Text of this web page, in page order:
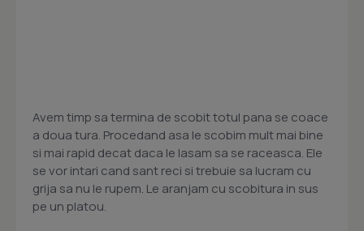
Avem timp sa termina de scobit totul pana se coace
a doua tura. Procedand asa le scobim mult mai bine
si mai rapid decat daca le lasam sa se raceasca. Ele
se vor intari cand sant reci si trebuie sa lucram cu
grija sa nu le rupem. Le aranjam cu scobitura in sus
pe un platou.